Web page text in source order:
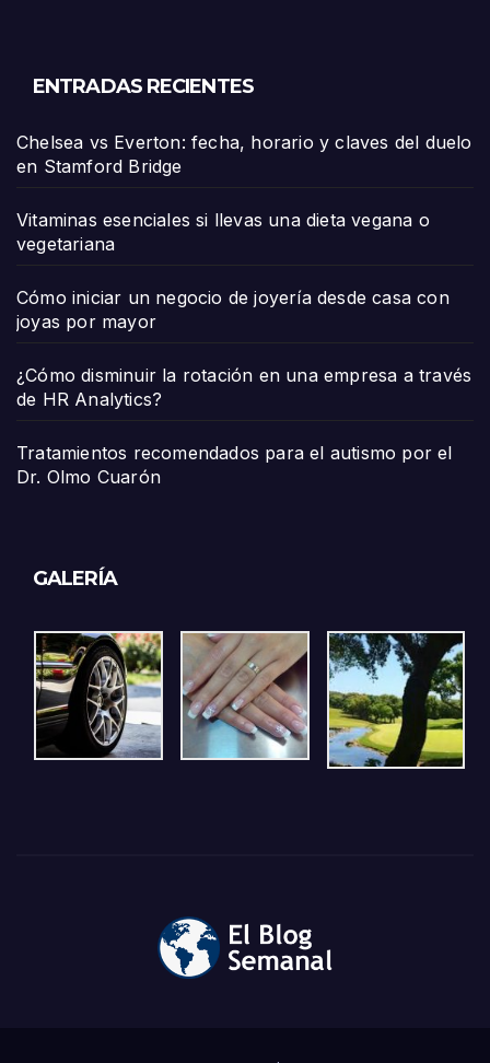
ENTRADAS RECIENTES
Chelsea vs Everton: fecha, horario y claves del duelo
en Stamford Bridge
Vitaminas esenciales si llevas una dieta vegana o
vegetariana
Cómo iniciar un negocio de joyería desde casa con
joyas por mayor
¿Cómo disminuir la rotación en una empresa a través
de HR Analytics?
Tratamientos recomendados para el autismo por el
Dr. Olmo Cuarón
GALERÍA